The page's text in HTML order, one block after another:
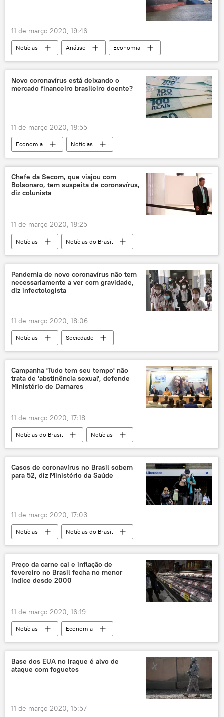
11 de março 2020, 19:46
Notícias Análise
Economia
Notícias do Brasil
novo coronavírus
pandemia
surto
exportações
commodities
importações
Novo coronavírus está deixando o
mercado financeiro brasileiro doente?
11 de março 2020, 18:55
Economia
Notícias
Notícias do Brasil
Análise
Bovespa
Ibovespa
vírus
novo coronavírus
epidemia
pandemia
doença
Chefe da Secom, que viajou com
Bolsonaro, tem suspeita de coronavírus,
diz colunista
11 de março 2020, 18:25
Notícias
Notícias do Brasil
novo coronavírus
comunicação
governo
saúde
OMS
surto
pandemia
Pandemia de novo coronavírus não tem
necessariamente a ver com gravidade,
diz infectologista
11 de março 2020, 18:06
Notícias
Sociedade
novo coronavírus
doença
pandemia
Organização Mundial da Saúde (OMS)
Campanha 'Tudo tem seu tempo' não
trata de 'abstinência sexual', defende
Ministério de Damares
11 de março 2020, 17:18
Notícias do Brasil
Notícias
Ministério da Mulher, da Família e dos Direitos Humanos
Casos de coronavírus no Brasil sobem
para 52, diz Ministério da Saúde
11 de março 2020, 17:03
Notícias
Notícias do Brasil
pandemia
novo coronavírus
saúde
doença
Ministério da Saúde
Preço da carne cai e inflação de
fevereiro no Brasil fecha no menor
índice desde 2000
11 de março 2020, 16:19
Notícias
Economia
Notícias do Brasil
inflação
carne
IPCA juros
Base dos EUA no Iraque é alvo de
ataque com foguetes
11 de março 2020, 15:57